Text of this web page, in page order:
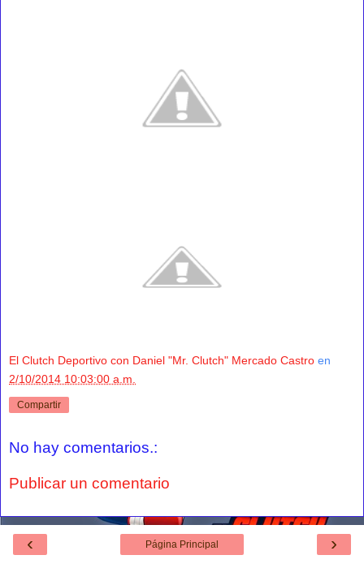
El Clutch Deportivo con Daniel "Mr. Clutch" Mercado Castro en
2/10/2014 10:03:00 a.m.
Compartir
No hay comentarios.:
Publicar un comentario
‹ ›
Página Principal